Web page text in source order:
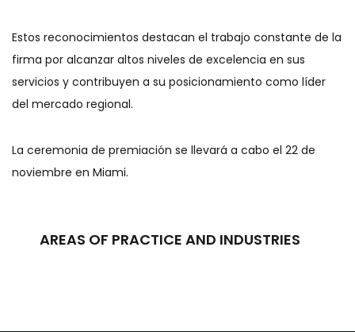
Estos reconocimientos destacan el trabajo constante de la
firma por alcanzar altos niveles de excelencia en sus
servicios y contribuyen a su posicionamiento como líder
del mercado regional.
La ceremonia de premiación se llevará a cabo el 22 de
noviembre en Miami.
AREAS OF PRACTICE AND INDUSTRIES